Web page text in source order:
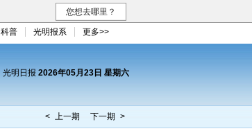
您想去哪里？
科普 光明报系 更多>>
光明日报 2026年05月23日 星期六
< 上一期 下一期 >